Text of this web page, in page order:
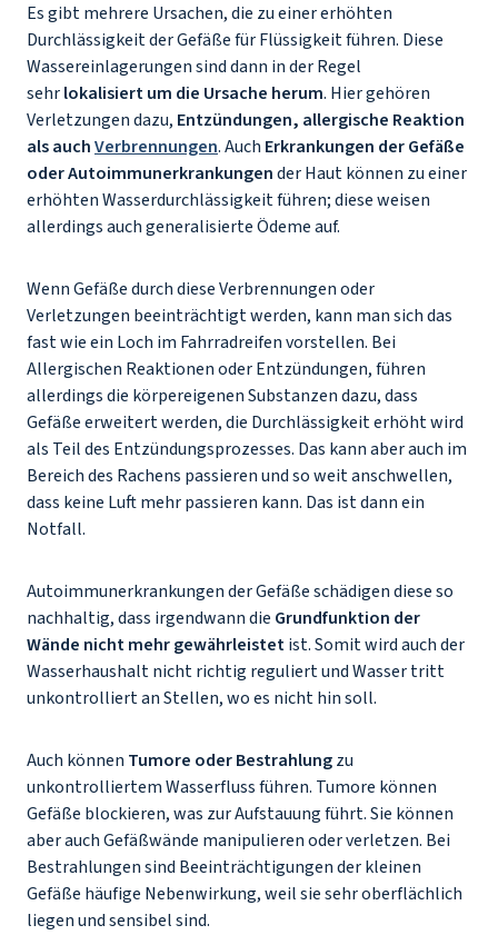
Es gibt mehrere Ursachen, die zu einer erhöhten
Durchlässigkeit der Gefäße für Flüssigkeit führen. Diese
Wassereinlagerungen sind dann in der Regel
sehrlokalisiert um die Ursache herum. Hier gehören
Verletzungen dazu, Entzündungen, allergische Reaktion
als auchVerbrennungen. Auch Erkrankungen der Gefäße
oder Autoimmunerkrankungender Haut können zu einer
erhöhten Wasserdurchlässigkeit führen; diese weisen
allerdings auch generalisierte Ödeme auf.
Wenn Gefäße durch diese Verbrennungen oder
Verletzungen beeinträchtigt werden, kann man sich das
fast wie ein Loch im Fahrradreifen vorstellen. Bei
Allergischen Reaktionen oder Entzündungen, führen
allerdings die körpereigenen Substanzen dazu, dass
Gefäße erweitert werden, die Durchlässigkeit erhöht wird
als Teil des Entzündungsprozesses. Das kann aber auch im
Bereich des Rachens passieren und so weit anschwellen,
dass keine Luft mehr passieren kann. Das ist dann ein
Notfall.
Autoimmunerkrankungen der Gefäße schädigen diese so
nachhaltig, dass irgendwann die Grundfunktion der
Wände nicht mehr gewährleistetist. Somit wird auch der
Wasserhaushalt nicht richtig reguliert und Wasser tritt
unkontrolliert an Stellen, wo es nicht hin soll.
Auch können Tumore oder Bestrahlungzu
unkontrolliertem Wasserfluss führen. Tumore können
Gefäße blockieren, was zur Aufstauung führt. Sie können
aber auch Gefäßwände manipulieren oder verletzen. Bei
Bestrahlungen sind Beeinträchtigungen der kleinen
Gefäße häufige Nebenwirkung, weil sie sehr oberflächlich
liegen und sensibel sind.